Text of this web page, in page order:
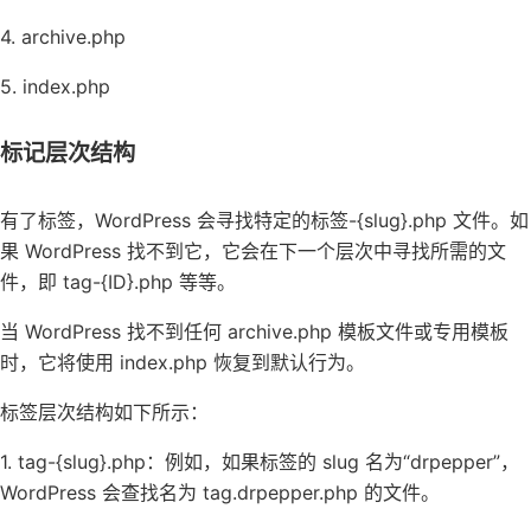
4. archive.php
5. index.php
标记层次结构
有了标签，WordPress 会寻找特定的标签-{slug}.php 文件。如
果 WordPress 找不到它，它会在下一个层次中寻找所需的文
件，即 tag-{ID}.php 等等。
当 WordPress 找不到任何 archive.php 模板文件或专用模板
时，它将使用 index.php 恢复到默认行为。
标签层次结构如下所示：
1. tag-{slug}.php：例如，如果标签的 slug 名为“drpepper”，
WordPress 会查找名为 tag.drpepper.php 的文件。